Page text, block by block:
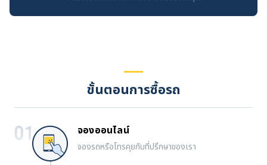
ขั้นตอนการซื้อรถ
จองออนไลน์
จองรถหรือโทรคุยกับที่ปรึกษาของเรา